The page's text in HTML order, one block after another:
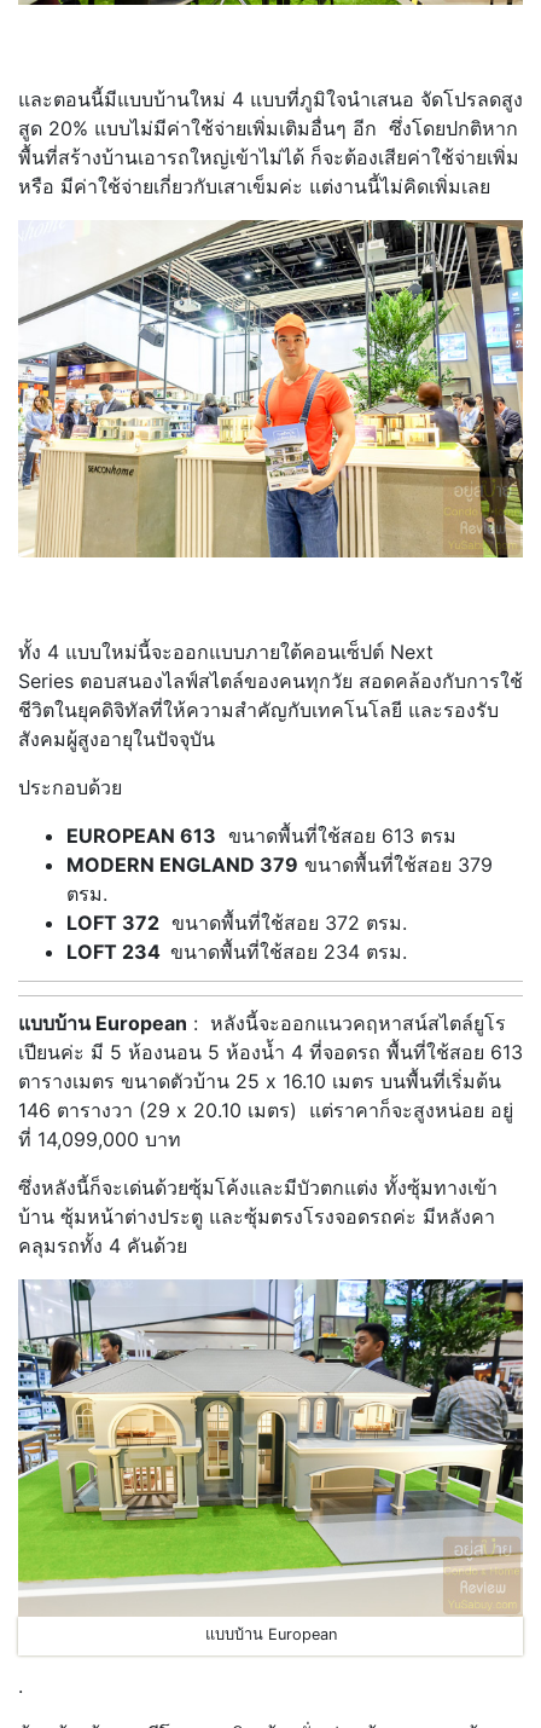
และตอนนี้มีแบบบ้านใหม่ 4 แบบที่ภูมิใจนำเสนอ จัดโปรลดสูง
สูด 20% แบบไม่มีค่าใช้จ่ายเพิ่มเติมอื่นๆ อีก ซึ่งโดยปกติหาก
พื้นที่สร้างบ้านเอารถใหญ่เข้าไม่ได้ ก็จะต้องเสียค่าใช้จ่ายเพิ่ม
หรือ มีค่าใช้จ่ายเกี่ยวกับเสาเข็มค่ะ แต่งานนี้ไม่คิดเพิ่มเลย
ทั้ง 4 แบบใหม่นี้จะออกแบบภายใต้คอนเซ็ปต์ Next
Series ตอบสนองไลฟ์สไตล์ของคนทุกวัย สอดคล้องกับการใช้
ชีวิตในยุคดิจิทัลที่ให้ความสำคัญกับเทคโนโลยี และรองรับ
สังคมผู้สูงอายุในปัจจุบัน
ประกอบด้วย
EUROPEAN 613 ขนาดพื้นที่ใช้สอย 613 ตรม
MODERN ENGLAND 379 ขนาดพื้นที่ใช้สอย 379
ตรม.
LOFT 372 ขนาดพื้นที่ใช้สอย 372 ตรม.
LOFT 234 ขนาดพื้นที่ใช้สอย 234 ตรม.
แบบบ้าน European : หลังนี้จะออกแนวคฤหาสน์สไตล์ยูโร
เปียนค่ะ มี 5 ห้องนอน 5 ห้องน้ำ 4 ที่จอดรถ พื้นที่ใช้สอย 613
ตารางเมตร ขนาดตัวบ้าน 25 x 16.10 เมตร บนพื้นที่เริ่มต้น
146 ตารางวา (29 x 20.10 เมตร) แต่ราคาก็จะสูงหน่อย อยู่
ที่ 14,099,000 บาท
ซึ่งหลังนี้ก็จะเด่นด้วยซุ้มโค้งและมีบัวตกแต่ง ทั้งซุ้มทางเข้า
บ้าน ซุ้มหน้าต่างประตู และซุ้มตรงโรงจอดรถค่ะ มีหลังคา
คลุมรถทั้ง 4 คันด้วย
แบบบ้าน European
.